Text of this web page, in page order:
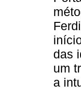
das
um
a